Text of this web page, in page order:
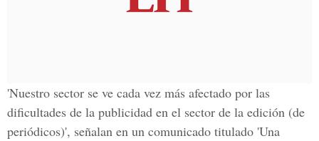
'Nuestro sector se ve cada vez más afectado por las
dificultades de la publicidad en el sector de la edición (de
periódicos)', señalan en un comunicado titulado 'Una